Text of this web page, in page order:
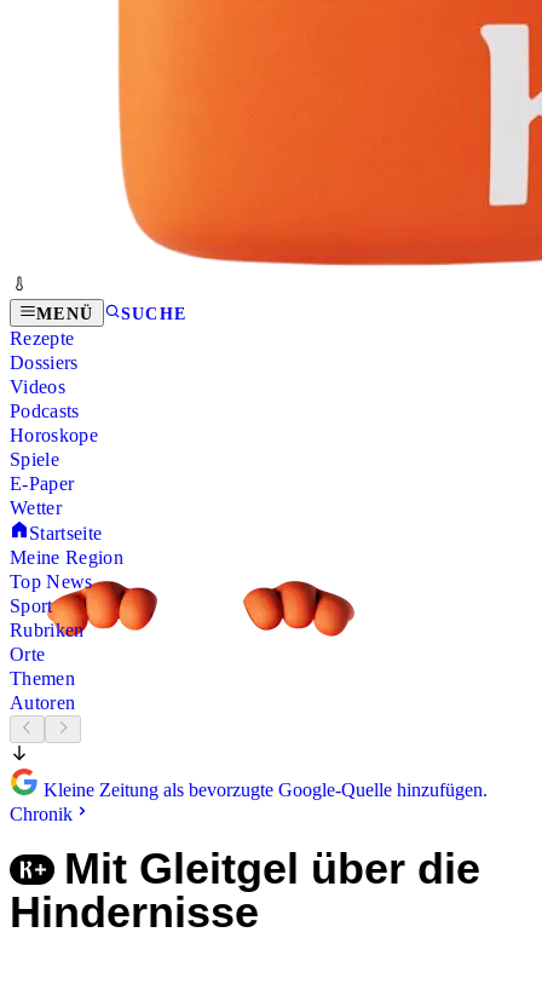
MENÜ SUCHE
Rezepte
Dossiers
Videos
Podcasts
Horoskope
Spiele
E-Paper
Wetter
Startseite
Meine Region
Top News
Sport
Rubriken
Orte
Themen
Autoren
Kleine Zeitung als bevorzugte Google-Quelle hinzufügen.
Chronik
Mit Gleitgel über die
Hindernisse